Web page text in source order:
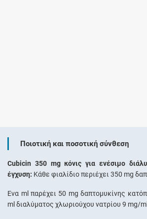
Ποιοτική και ποσοτική σύνθεση
Cubicin 350 mg κόνις για ενέσιμο
έγχυση: Κάθε φιαλίδιο περιέχει 350 mg
Ένα ml παρέχει 50 mg δαπτομυκίνης
ml διαλύματος χλωριούχου νατρίου 9 mg/